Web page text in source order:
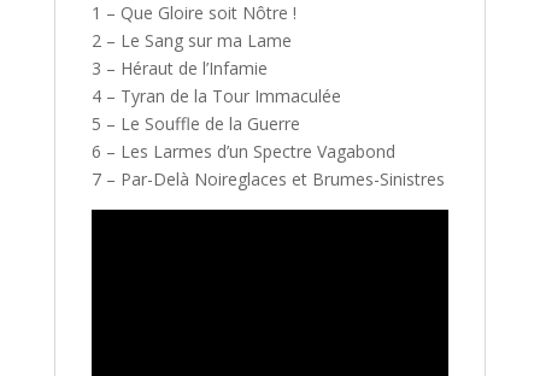
1 – Que Gloire soit Nôtre !
2 – Le Sang sur ma Lame
3 – Héraut de l’Infamie
4 – Tyran de la Tour Immaculée
5 – Le Souffle de la Guerre
6 – Les Larmes d’un Spectre Vagabond
7 – Par-Delà Noireglaces et Brumes-Sinistres